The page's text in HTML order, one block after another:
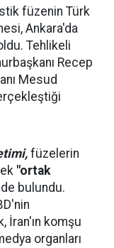
füzenin Türk
Ankara'da
Tehlikeli
Recep
Mesud
füzelerin
"ortak
bulundu.
İran'ın komşu
organları